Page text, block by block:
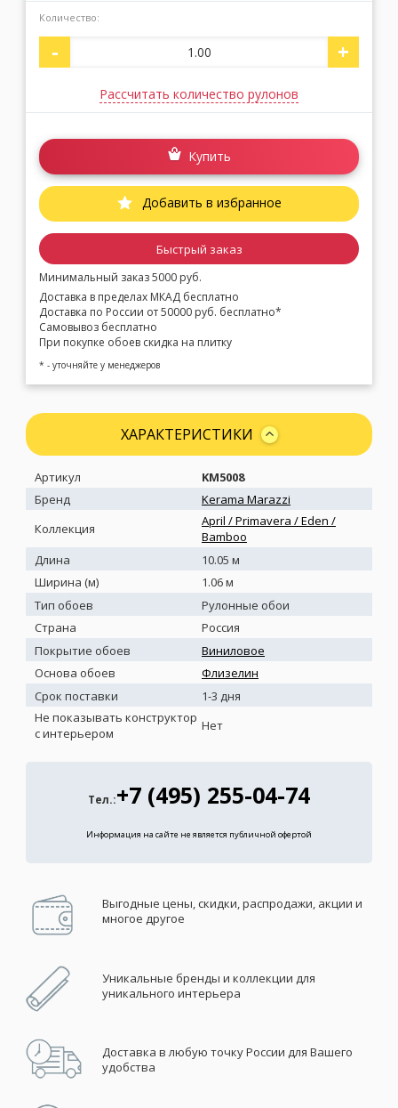
Количество:
- +
Рассчитать количество рулонов
Купить
Добавить в избранное
Быстрый заказ
Минимальный заказ 5000 руб.
Доставка в пределах МКАД бесплатно
Доставка по России от 50000 руб. бесплатно*
Самовывоз бесплатно
При покупке обоев скидка на плитку
* - уточняйте у менеджеров
ХАРАКТЕРИСТИКИ
Артикул
KM5008
Бренд
Kerama Marazzi
Коллекция
April / Primavera / Eden /
Bamboo
Длина
10.05 м
Ширина (м)
1.06 м
Тип обоев
Рулонные обои
Страна
Россия
Покрытие обоев
Виниловое
Основа обоев
Флизелин
Срок поставки
1-3 дня
Не показывать конструктор
с интерьером
Нет
Тел.:+7 (495) 255-04-74
Информация на сайте не является публичной офертой
Выгодные цены, скидки, распродажи, акции и
многое другое
Уникальные бренды и коллекции для
уникального интерьера
Доставка в любую точку России для Вашего
удобства